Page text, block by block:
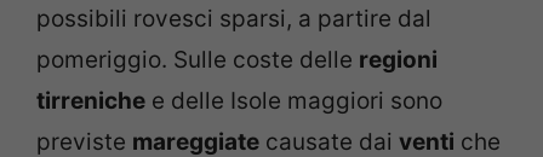
possibili rovesci sparsi, a partire dal
pomeriggio. Sulle coste delle regioni
tirreniche e delle Isole maggiori sono
previste mareggiate causate dai venti che